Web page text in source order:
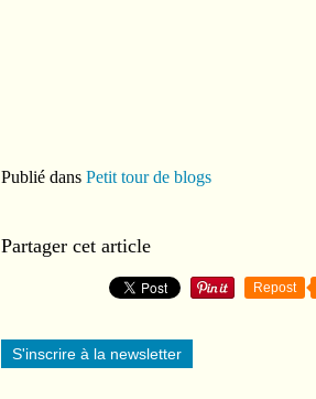
Publié dans Petit tour de blogs
Partager cet article
Repost
S'inscrire à la newsletter